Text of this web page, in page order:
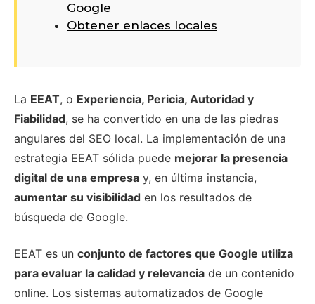
Google
Obtener enlaces locales
La EEAT, o Experiencia, Pericia, Autoridad y
Fiabilidad, se ha convertido en una de las piedras
angulares del SEO local. La implementación de una
estrategia EEAT sólida puede mejorar la presencia
digital de una empresa y, en última instancia,
aumentar su visibilidad en los resultados de
búsqueda de Google.
EEAT es un conjunto de factores que Google utiliza
para evaluar la calidad y relevancia de un contenido
online. Los sistemas automatizados de Google